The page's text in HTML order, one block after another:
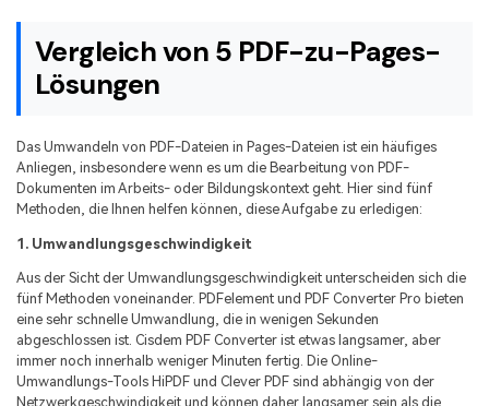
Vergleich von 5 PDF-zu-Pages-
Lösungen
Das Umwandeln von PDF-Dateien in Pages-Dateien ist ein häufiges
Anliegen, insbesondere wenn es um die Bearbeitung von PDF-
Dokumenten im Arbeits- oder Bildungskontext geht. Hier sind fünf
Methoden, die Ihnen helfen können, diese Aufgabe zu erledigen:
1. Umwandlungsgeschwindigkeit
Aus der Sicht der Umwandlungsgeschwindigkeit unterscheiden sich die
fünf Methoden voneinander. PDFelement und PDF Converter Pro bieten
eine sehr schnelle Umwandlung, die in wenigen Sekunden
abgeschlossen ist. Cisdem PDF Converter ist etwas langsamer, aber
immer noch innerhalb weniger Minuten fertig. Die Online-
Umwandlungs-Tools HiPDF und Clever PDF sind abhängig von der
Netzwerkgeschwindigkeit und können daher langsamer sein als die